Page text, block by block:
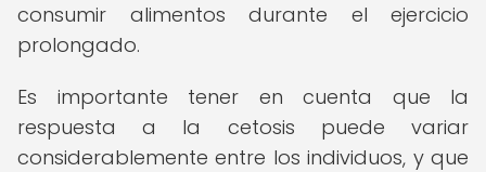
consumir alimentos durante el ejercicio
prolongado.
Es importante tener en cuenta que la
respuesta a la cetosis puede variar
considerablemente entre los individuos, y que